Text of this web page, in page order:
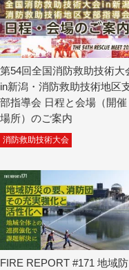
第54回全国消防救助技術大
in新潟・消防救助技術地区
部指導会 日程と会場（開催
場所）のご案内
消防救助技術大会
FIRE REPORT #171 地域防